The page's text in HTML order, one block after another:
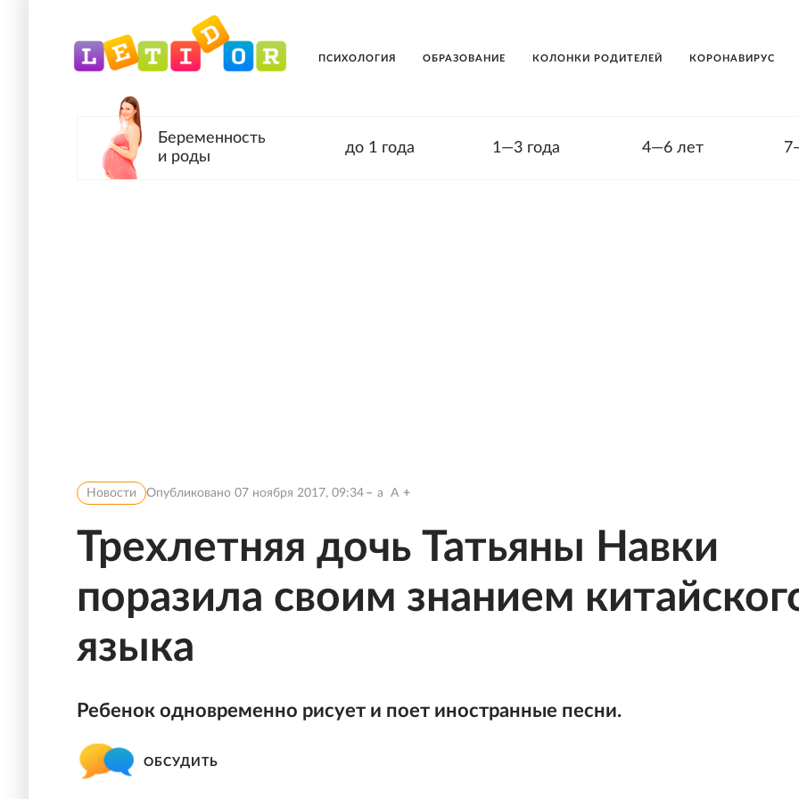
ПСИХОЛОГИЯ ОБРАЗОВАНИЕ КОЛОНКИ РОДИТЕЛЕЙ КОРОНАВИРУС
Беременность
и роды
до 1 года 1—3 года 4—6 лет
Новости Опубликовано 07 ноября 2017, 09:34 a A
Трехлетняя дочь Татьяны Навки
поразила своим знанием
языка
Ребенок одновременно рисует и поет иностранные песни.
ОБСУДИТЬ